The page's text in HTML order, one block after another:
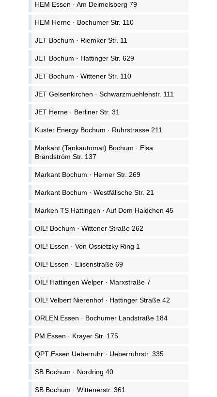
HEM Essen · Am Deimelsberg 79
HEM Herne · Bochumer Str. 110
JET Bochum · Riemker Str. 11
JET Bochum · Hattinger Str. 629
JET Bochum · Wittener Str. 110
JET Gelsenkirchen · Schwarzmuehlenstr. 111
JET Herne · Berliner Str. 31
Kuster Energy Bochum · Ruhrstrasse 211
Markant (Tankautomat) Bochum · Elsa
Brändström Str. 137
Markant Bochum · Herner Str. 269
Markant Bochum · Westfälische Str. 21
Marken TS Hattingen · Auf Dem Haidchen 45
OIL! Bochum · Wittener Straße 262
OIL! Essen · Von Ossietzky Ring 1
OIL! Essen · Elisenstraße 69
OIL! Hattingen Welper · Marxstraße 7
OIL! Velbert Nierenhof · Hattinger Straße 42
ORLEN Essen · Bochumer Landstraße 184
PM Essen · Krayer Str. 175
QPT Essen Ueberruhr · Ueberruhrstr. 335
SB Bochum · Nordring 40
SB Bochum · Wittenerstr. 361